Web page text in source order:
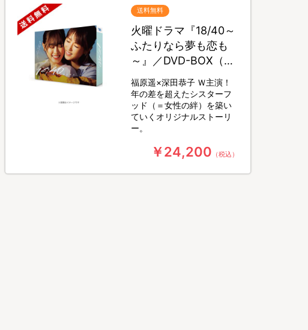
送料無料
火曜ドラマ『18/40～
ふたりなら夢も恋も
～』／DVD-BOX（送
料無料・6枚組）
福原遥×深田恭子 Ｗ主演！
年の差を超えたシスターフ
ッド（＝女性の絆）を築い
ていくオリジナルストーリ
ー。
￥24,200 （税込）